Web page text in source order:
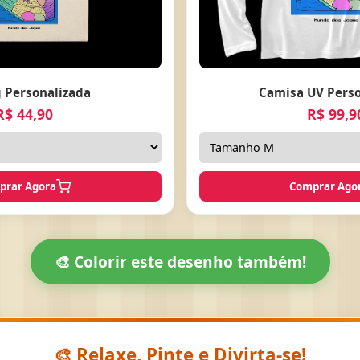
Personalizada
44,90
Agora
Camisa UV
R$
Comprar
🎨 Colorir este desenho também!